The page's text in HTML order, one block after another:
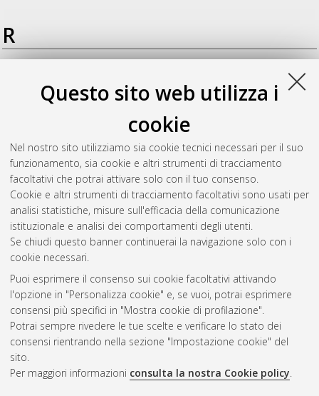
Questo sito web utilizza i
cookie
Nel nostro sito utilizziamo sia cookie tecnici necessari per il suo
funzionamento, sia cookie e altri strumenti di tracciamento
facoltativi che potrai attivare solo con il tuo consenso.
Cookie e altri strumenti di tracciamento facoltativi sono usati per
analisi statistiche, misure sull'efficacia della comunicazione
istituzionale e analisi dei comportamenti degli utenti.
Se chiudi questo banner continuerai la navigazione solo con i
cookie necessari.
Puoi esprimere il consenso sui cookie facoltativi attivando
l'opzione in "Personalizza cookie" e, se vuoi, potrai esprimere
consensi più specifici in "Mostra cookie di profilazione".
Potrai sempre rivedere le tue scelte e verificare lo stato dei
consensi rientrando nella sezione "Impostazione cookie" del
sito.
Per maggiori informazioni consulta la nostra Cookie policy.
R
Effects of pesticides on honey
bees (Apis mellifera L.): study of a specific route of exposure
and evaluation of biochemical-physiological changes in the
assessment of the pesticides toxicity, [Dissertation thesis],
Alma Mater Studiorum Università di Bologna. Dottorato di
ricerca inEntomologia agraria, 25 Ciclo. DOI
10.6092/unibo/amsdottorato/5699.
Questa lista e' stata generata ilSun Aug 9 20:48:15 2026
Atom
Rss 1.0
Rss 2.0
ISSN: 2038-7946